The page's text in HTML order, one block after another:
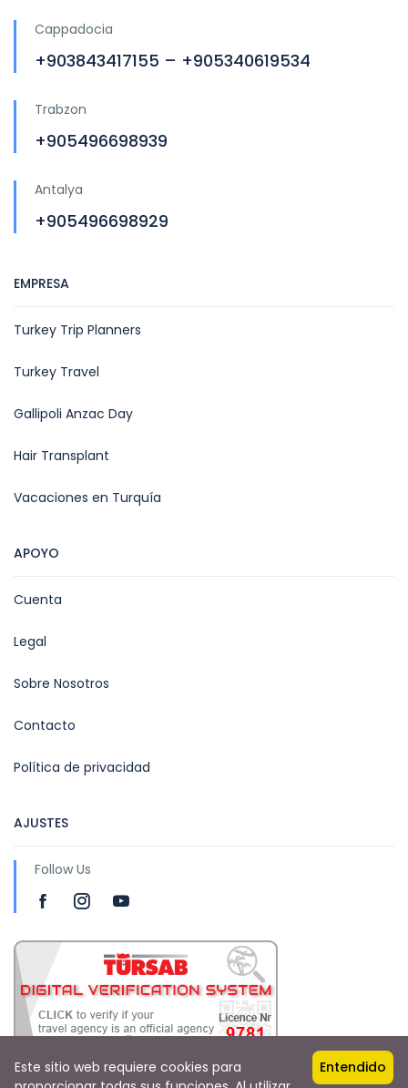
Cappadocia
+903843417155 – +905340619534
Trabzon
+905496698939
Antalya
+905496698929
EMPRESA
Turkey Trip Planners
Turkey Travel
Gallipoli Anzac Day
Hair Transplant
Vacaciones en Turquía
APOYO
Cuenta
Legal
Sobre Nosotros
Contacto
Política de privacidad
AJUSTES
Follow Us
Este sitio web requiere cookies para
Entendido